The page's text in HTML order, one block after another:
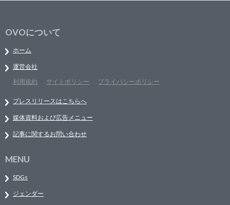
OVOについて
ホーム
運営会社
利用規約
サイトポリシー プライバシーポリシー
プレスリリースはこちらへ
媒体資料および広告メニュー
記事に関するお問い合わせ
MENU
SDGs
ジェンダー